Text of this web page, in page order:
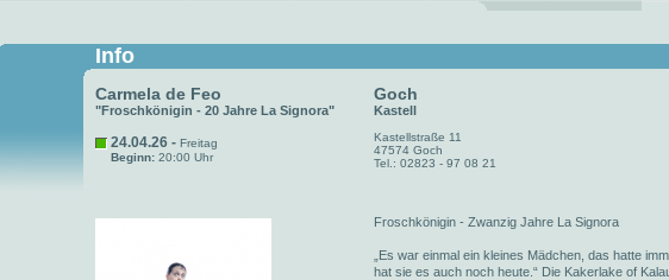
Info
Carmela de Feo
"Froschkönigin - 20 Jahre La Signora"
24.04.26 - Freitag
Beginn: 20:00 Uhr
Goch
Kastell
Kastellstraße 11
47574 Goch
Tel.: 02823 - 97 08 21
Froschkönigin - Zwanzig Jahre La Signora
„Es war einmal ein kleines Mädchen, das hatte
hat sie es auch noch heute.“ Die Kakerlake of